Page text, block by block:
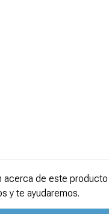
acerca de este
y te ayudaremos.